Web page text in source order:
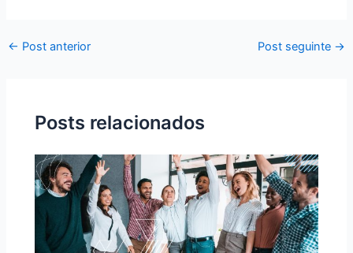
← Post anterior Post seguinte →
Posts relacionados